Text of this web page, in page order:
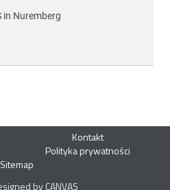
Nuremberg
Kontakt
Polityka prywatności
Sitemap
by CANVAS